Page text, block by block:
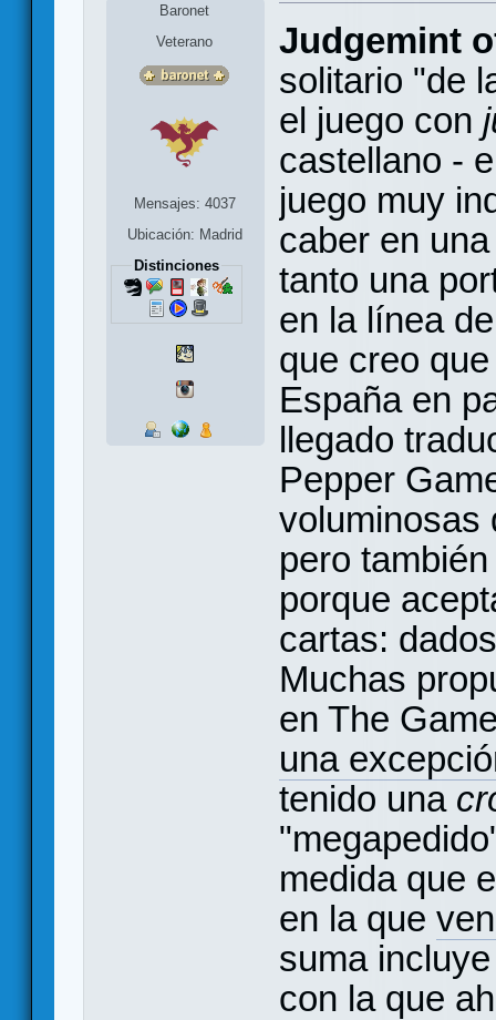
Baronet
Veterano
Mensajes: 4037
Ubicación: Madrid
Distinciones
Judgemint
solitario "de
el juego con
castellano -
juego muy
caber en
tanto una
en la línea
que creo
España en
llegado
Pepper
voluminosas
pero
porque
cartas:
Muchas
en The
una
tenido una
medida que
en la que
suma
con la que